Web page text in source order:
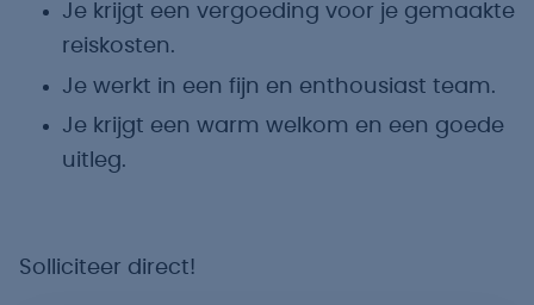
Je krijgt een vergoeding voor je gemaakte
reiskosten.
Je werkt in een fijn en enthousiast team.
Je krijgt een warm welkom en een goede
uitleg.
Solliciteer direct!